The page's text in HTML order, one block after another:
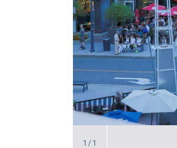
1 /1